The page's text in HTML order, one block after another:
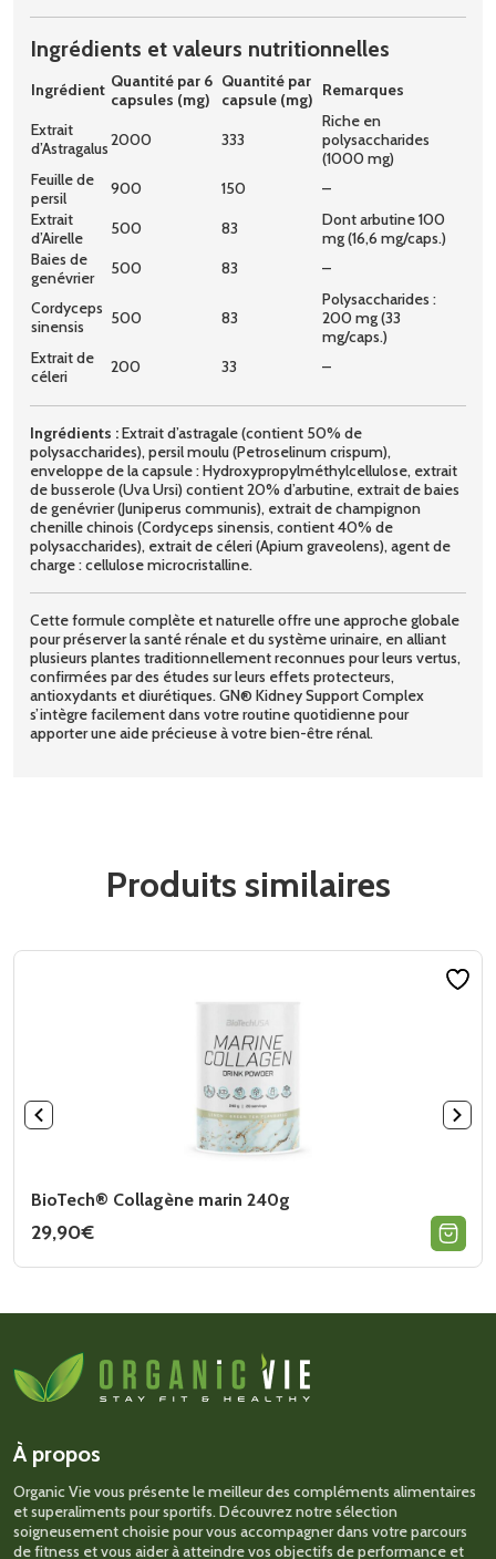
Ingrédients et valeurs nutritionnelles
Ingrédient Quantité par 6
capsules (mg)
Quantité par
capsule (mg) Remarques
Extrait
d’Astragalus2000 333
Riche en
polysaccharides
(1000 mg)
Feuille de
persil
900 150
–
Extrait
d’Airelle
500 83
Dont arbutine 100
mg (16,6 mg/caps.)
Baies de
genévrier
500 83
–
Cordyceps
sinensis
500 83
Polysaccharides :
200 mg (33
mg/caps.)
Extrait de
céleri
200 33 –
Ingrédients :Extrait d’astragale (contient 50% de
polysaccharides), persil moulu (Petroselinum crispum),
enveloppe de la capsule : Hydroxypropylméthylcellulose, extrait
de busserole (Uva Ursi) contient 20% d’arbutine, extrait de baies
de genévrier (Juniperus communis), extrait de champignon
chenille chinois (Cordyceps sinensis, contient 40% de
polysaccharides), extrait de céleri (Apium graveolens), agent de
charge : cellulose microcristalline.
Cette formule complète et naturelle offre une approche globale
pour préserver la santé rénale et du système urinaire, en alliant
plusieurs plantes traditionnellement reconnues pour leurs vertus,
confirmées par des études sur leurs effets protecteurs,
antioxydants et diurétiques. GN® Kidney Support Complex
s’intègre facilement dans votre routine quotidienne pour
apporter une aide précieuse à votre bien-être rénal.
Produits similaires
BioTech® Collagène marin 240g
29,90€
produit
options
peuvent
être
la
du
produit
À propos
Organic Vie vous présente le meilleur des compléments alimentaires
et superaliments pour sportifs. Découvrez notre sélection
soigneusement choisie pour vous accompagner dans votre parcours
de fitness et vous aider à atteindre vos objectifs de performance et